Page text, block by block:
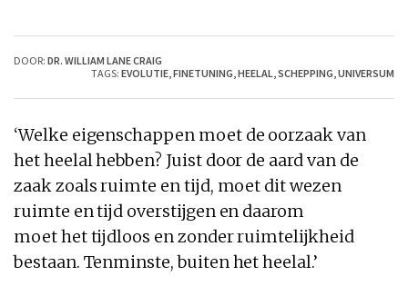
DOOR: DR. WILLIAM LANE CRAIG
TAGS: EVOLUTIE FINETUNING HEELAL SCHEPPING UNIVERSUM
‘Welke eigenschappen moet de oorzaak van
het heelalhebben? Juist door de aardvande
zaak zoals ruimte en tijd, moet dit wezen
ruimte en tijd overstijgen en daarom
moethettijdloos en zonder ruimtelijkheid
bestaan. Tenminste, buitenhetheelal.’